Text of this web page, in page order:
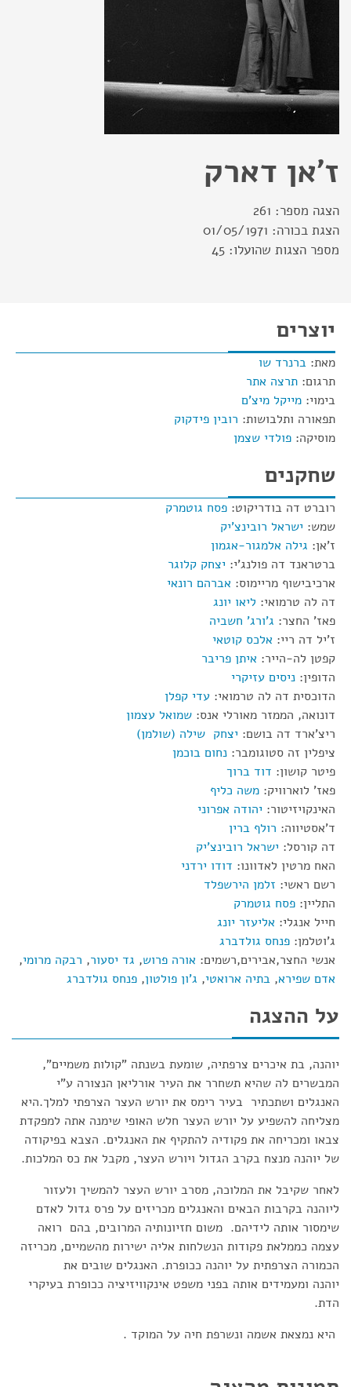
ז'אן דארק
הצגה מספר: 261
הצגת בכורה: 01/05/1971
מספר הצגות שהועלו: 45
יוצרים
מאת: ברנרד שו
תרגום: תרצה אתר
בימוי: מייקל מיצ'ם
תפאורה ותלבושות: רובין פידקוק
מוסיקה: פולדי שצמן
שחקנים
רוברט דה בודריקוט: פסח גוטמרק
שמש: ישראל רובינצ'יק
ז'אן: גילה אלמגור-אגמון
ברטראנד דה פולנג'י: יצחק קלוגר
ארכיבישוף מריימוס: אברהם רונאי
דה לה טרמואי: ליאו יונג
פאז' החצר: ג'ורג' חשביה
ז'יל דה ריי: אלכס קוטאי
קפטן לה-הייר: איתן פריבר
הדופין: ניסים עזיקרי
הדוכסית דה לה טרמואי: עדי קפלן
דונואה, הממזר מאורלי אנס: שמואל עצמון
ריצ'ארד דה בושם: יצחק שילה (שולמן)
ציפלין זה סטוגומבר: נחום בוכמן
פיטר קושון: דוד ברוך
פאז' לוארוויק: משה כליף
האינקויזיטור: יהודה אפרוני
ד'אסטיווה: רולף ברין
דה קורסל: ישראל רובינצ'יק
האח מרטין לאדוונו: דודו ירדני
רשם ראשי: זלמן הירשפלד
התליין: פסח גוטמרק
חייל אנגלי: אליעזר יונג
ג'וטלמן: פנחס גולדברג
אנשי החצר,אבירים,רשמים: אורה פרוש, גד יסעור, רבקה מרומי,
אדם שפירא, בתיה ארואטי, ג'ון פולטון, פנחס גולדברג
על ההצגה
יוהנה, בת איכרים צרפתיה, שומעת בשנתה "קולות משמיים",
המבשרים לה שהיא תשחרר את העיר אורליאן הנצורה ע"י
האנגלים ושתכתיר בעיר רימס את יורש העצר הצרפתי למלך.היא
מצליחה להשפיע על יורש העצר חלש האופי שימנה אתה למפקדת
צבאו ומכריחה את פקודיה להתקיף את האנגלים. הצבא בפיקודה
של יוהנה מנצח בקרב הגדול ויורש העצר, מקבל את כס המלכות.
לאחר שקיבל את המלוכה, מסרב יורש העצר להמשיך ולעזור
ליוהנה בקרבות הבאים והאנגלים מכריזים על פרס גדול לאדם
שימסור אותה לידיהם. משום חזיונותיה המרובים, בהם רואה
עצמה כממלאת פקודות הנשלחות אליה ישירות מהשמיים, מכריזה
הכמורה הצרפתית על יוהנה ככופרת. האנגלים שובים את
יוהנה ומעמידים אותה בפני משפט אינקוויזיציה ככופרת בעיקרי
הדת.
היא נמצאת אשמה ונשרפת חיה על המוקד .